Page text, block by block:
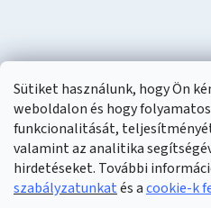
Sütiket használunk, hogy Ön
weboldalon és hogy
funkcionalitását,
valamint az analitika
hirdetéseket. További
szabályzatunkatés acookie-k